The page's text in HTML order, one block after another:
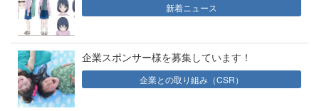
新着ニュース
企業スポンサー様を募集しています！
企業との取り組み（CSR）